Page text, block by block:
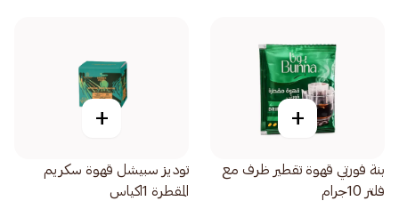
+
بنة فورتي قهوة تقطير ظرف مع
فلتر 10جرام
+
توديز سبيشل قهوة سكريم
المقطرة 1اكياس